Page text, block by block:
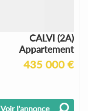
CALVI (2A)
Appartement
435 000 €
Voir l'annonce